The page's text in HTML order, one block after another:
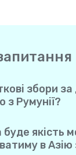
збори за
з Румунії?
оплати, тому
розмови.
якість
в Азію